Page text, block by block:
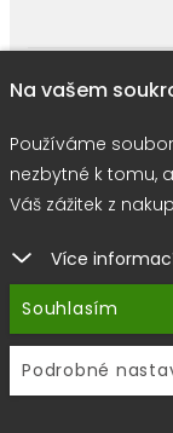
© 2026 |E-
Na vašem
Používáme
nezbytné k tomu,
Váš zážitek z
Více
Souhlasím
Podrobné